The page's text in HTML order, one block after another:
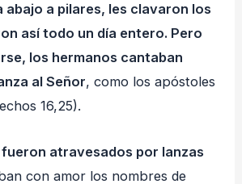
abajo a pilares, les clavaron los
así todo un día entero. Pero
los hermanos cantaban
al Señor, como los apóstoles
16,25).
fueron atravesados por lanzas
con amor los nombres de